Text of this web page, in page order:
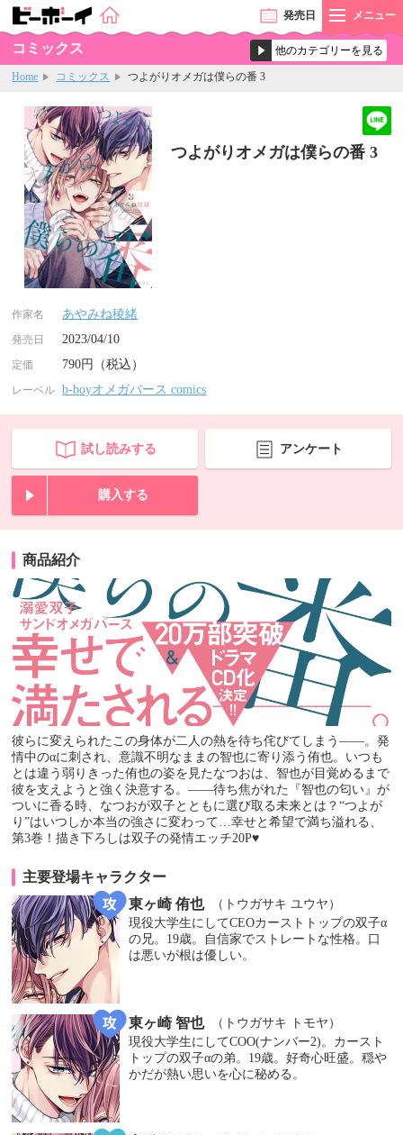
発売日 メニュー
コミックス
Home コミックス つよがりオメガは僕らの番 3
つよがりオメガは僕らの番 3
作家名 あやみね稜緒
発売日 2023/04/10
定価 790円（税込）
レーベル b-boyオメガバース comics
試し読みする アンケート
購入する
商品紹介
彼らに変えられたこの身体が二人の熱を待ち侘びてしまう――。発
情中のαに刺され、意識不明なままの智也に寄り添う侑也。いつも
とは違う弱りきった侑也の姿を見たなつおは、智也が目覚めるまで
彼を支えようと強く決意する。――待ち焦がれた『智也の匂い』が
ついに香る時、なつおが双子とともに選び取る未来とは？“つよが
り”はいつしか本当の強さに変わって…幸せと希望で満ち溢れる、
第3巻！描き下ろしは双子の発情エッチ20P♥
主要登場キャラクター
東ヶ崎 侑也
（トウガサキ ユウヤ）
現役大学生にしてCEOカーストトップの双子α
の兄。19歳。自信家でストレートな性格。口
は悪いが根は優しい。
東ヶ崎 智也
（トウガサキ トモヤ）
現役大学生にしてCOO(ナンバー2)。カースト
トップの双子αの弟。19歳。好奇心旺盛。穏や
かだが熱い思いを心に秘める。